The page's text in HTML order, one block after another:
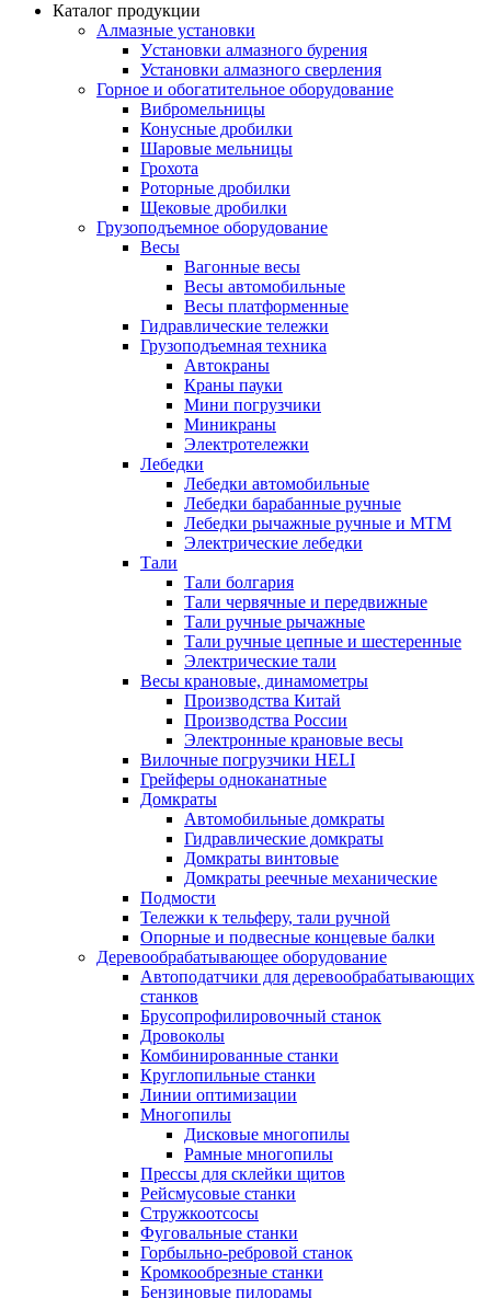
Каталог продукции
Алмазные установки
Уcтановки алмазного бурения
Установки алмазного сверления
Горное и обогатительное оборудование
Вибромельницы
Конусные дробилки
Шаровые мельницы
Грохота
Роторные дробилки
Щековые дробилки
Грузоподъемное оборудование
Весы
Вагонные весы
Весы автомобильные
Весы платформенные
Гидравлические тележки
Грузоподъемная техника
Автокраны
Краны пауки
Мини погрузчики
Миникраны
Электротележки
Лебедки
Лебедки автомобильные
Лебедки барабанные ручные
Лебедки рычажные ручные и МТМ
Электрические лебедки
Тали
Тали болгария
Тали червячные и передвижные
Тали ручные рычажные
Тали ручные цепные и шестеренные
Электрические тали
Весы крановые, динамометры
Производства Китай
Производства России
Электронные крановые весы
Вилочные погрузчики HELI
Грейферы одноканатные
Домкраты
Автомобильные домкраты
Гидравлические домкраты
Домкраты винтовые
Домкраты реечные механические
Подмости
Тележки к тельферу, тали ручной
Опорные и подвесные концевые балки
Деревообрабатывающее оборудование
Автоподатчики для деревообрабатывающих
станков
Брусопрофилировочный станок
Дровоколы
Комбинированные станки
Круглопильные станки
Линии оптимизации
Многопилы
Дисковые многопилы
Рамные многопилы
Прессы для склейки щитов
Рейсмусовые станки
Стружкоотсосы
Фуговальные станки
Горбыльно-ребровой станок
Кромкообрезные станки
Бензиновые пилорамы